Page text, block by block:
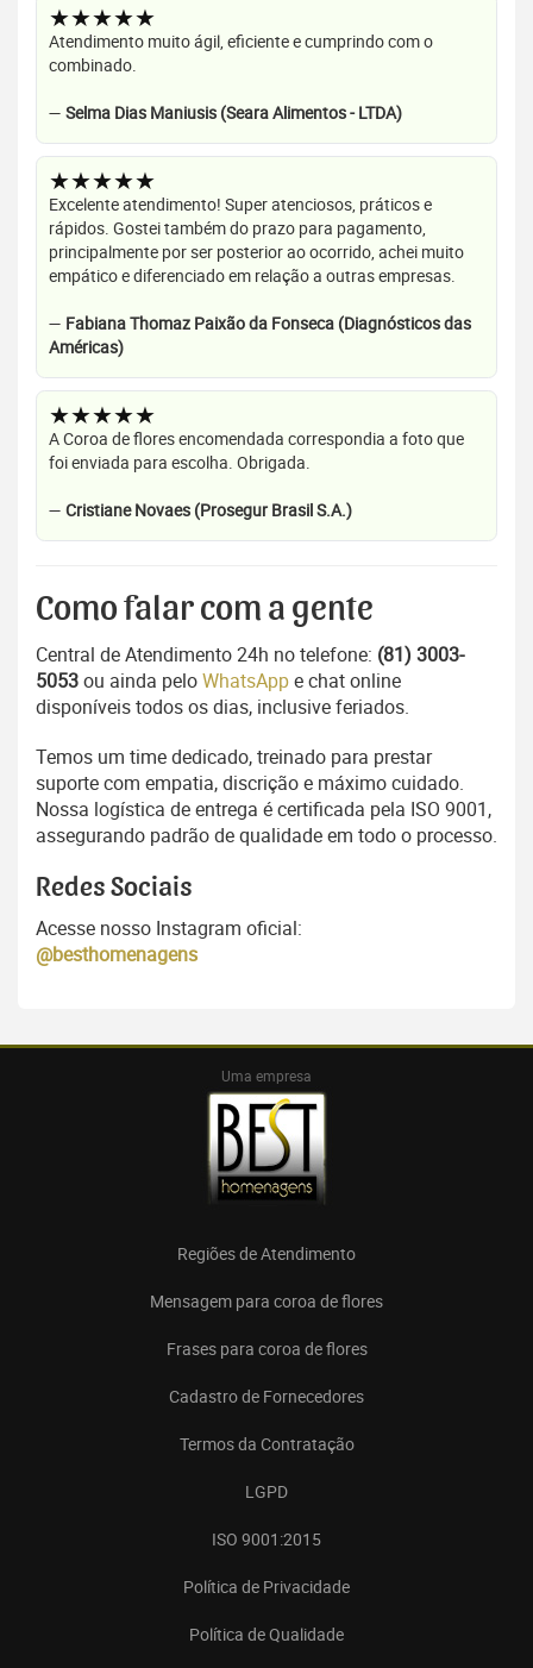
★★★★★
Atendimento muito ágil, eficiente e cumprindo com o
combinado.
— Selma Dias Maniusis (Seara Alimentos - LTDA)
★★★★★
Excelente atendimento! Super atenciosos, práticos e
rápidos. Gostei também do prazo para pagamento,
principalmente por ser posterior ao ocorrido, achei muito
empático e diferenciado em relação a outras empresas.
— Fabiana Thomaz Paixão da Fonseca (Diagnósticos das
Américas)
★★★★★
A Coroa de flores encomendada correspondia a foto que
foi enviada para escolha. Obrigada.
— Cristiane Novaes (Prosegur Brasil S.A.)
Como falar com a gente
Central de Atendimento 24h no telefone: (81) 3003-
5053ou ainda peloWhatsAppe chat online
disponíveis todos os dias, inclusive feriados.
Temos um time dedicado, treinado para prestar
suporte com empatia, discrição e máximo cuidado.
Nossa logística de entrega é certificada pela ISO 9001,
assegurando padrão de qualidade em todo o processo.
Redes Sociais
Acesse nosso Instagram oficial:
@besthomenagens
Uma empresa
Regiões de Atendimento
Mensagem para coroa de flores
Frases para coroa de flores
Cadastro de Fornecedores
Termos da Contratação
LGPD
ISO 9001:2015
Política de Privacidade
Política de Qualidade